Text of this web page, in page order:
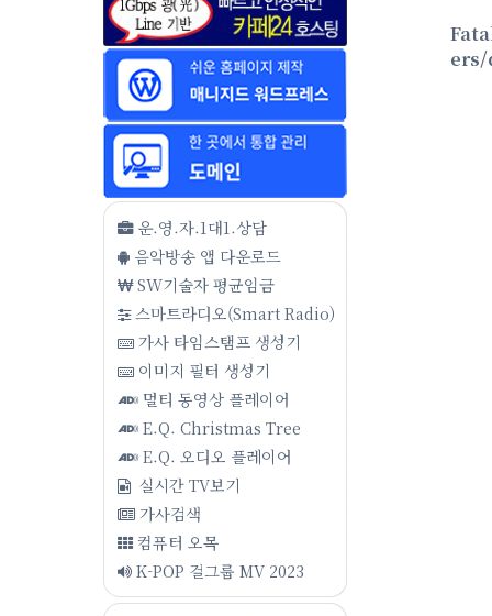
운.영.자.1대1.상담
음악방송 앱 다운로드
SW기술자 평균임금
스마트라디오(Smart Radio)
가사 타임스탬프 생성기
이미지 필터 생성기
멀티 동영상 플레이어
E.Q. Christmas Tree
E.Q. 오디오 플레이어
실시간 TV보기
가사검색
컴퓨터 오목
K-POP 걸그룹 MV 2023